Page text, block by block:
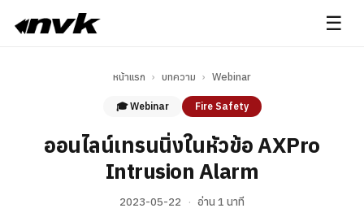
☰
หน้าแรก › บทความ › Webinar
🎓 Webinar Fire Safety
ออนไลน์เทรนนิ่งในหัวข้อ AXPro
Intrusion Alarm
2023-05-22 · อ่าน 1 นาที